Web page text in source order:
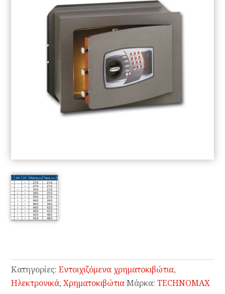
Κατηγορίες:Εντοιχιζόμενα χρηματοκιβώτια,
Ηλεκτρονικά,Χρηματοκιβώτια Μάρκα:TECHNOMAX